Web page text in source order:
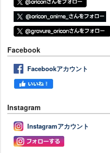
Facebook
Facebookアカウント
Instagram
Instagramアカウント